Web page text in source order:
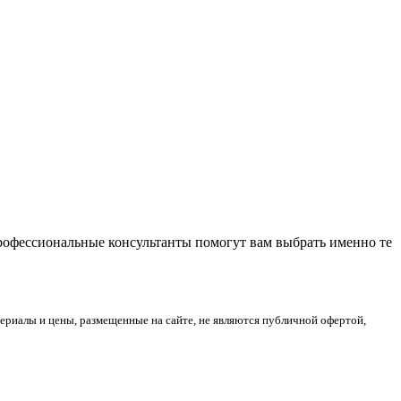
консультанты помогут вам выбрать именно те
и цены, размещенные на сайте, не являются публичной офертой,